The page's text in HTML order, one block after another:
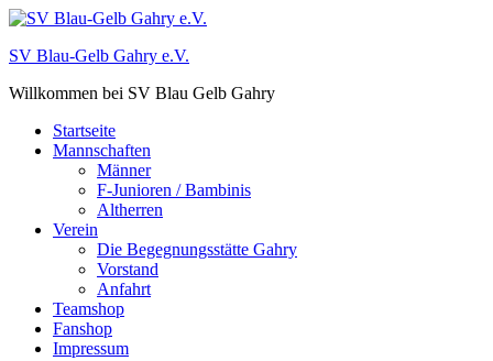
Zum
springen
SV Blau-Gelb Gahry e.V.
Willkommen bei SV Blau Gelb Gahry
Startseite
Mannschaften
Männer
F-Junioren / Bambinis
Altherren
Verein
Die Begegnungsstätte Gahry
Vorstand
Anfahrt
Teamshop
Fanshop
Impressum